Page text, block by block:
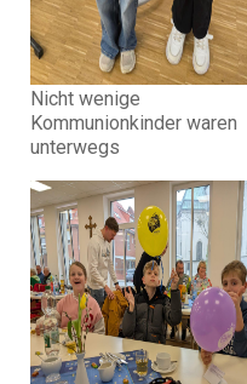
Nicht wenige
Kommunionkinder waren
unterwegs